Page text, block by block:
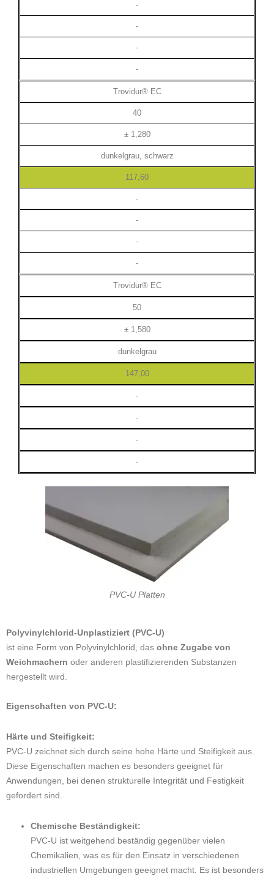
-
-
-
-
Trovidur® EC
40
± 1,280
dunkelgrau, schwarz
117,60
-
-
-
-
Trovidur® EC
50
± 1,580
dunkelgrau
147,00
-
-
-
-
PVC-U Platten
Polyvinylchlorid-Unplastiziert (PVC-U)
ist eine Form von Polyvinylchlorid, das ohne Zugabe von
Weichmachern oder anderen plastifizierenden Substanzen
hergestellt wird.
Eigenschaften von PVC-U:
Härte und Steifigkeit:
PVC-U zeichnet sich durch seine hohe Härte und Steifigkeit aus.
Diese Eigenschaften machen es besonders geeignet für
Anwendungen, bei denen strukturelle Integrität und Festigkeit
gefordert sind.
Chemische Beständigkeit:
PVC-U ist weitgehend beständig gegenüber vielen
Chemikalien, was es für den Einsatz in verschiedenen
industriellen Umgebungen geeignet macht. Es ist besonders